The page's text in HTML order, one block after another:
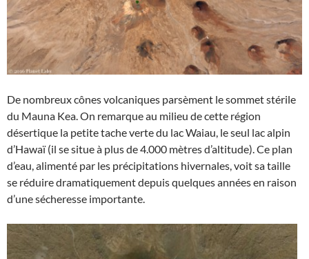
De nombreux cônes volcaniques parsèment le sommet stérile
du Mauna Kea. On remarque au milieu de cette région
désertique la petite tache verte du lac Waiau, le seul lac alpin
d’Hawaï (il se situe à plus de 4.000 mètres d’altitude). Ce plan
d’eau, alimenté par les précipitations hivernales, voit sa taille
se réduire dramatiquement depuis quelques années en raison
d’une sécheresse importante.